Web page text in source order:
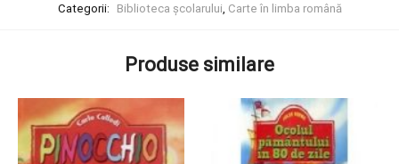
Categorii:
Biblioteca școlarului Carte în limba română
Produse similare